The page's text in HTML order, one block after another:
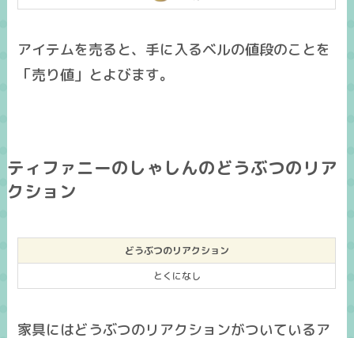
アイテムを売ると、手に入るベルの値段のことを
「売り値」とよびます。
ティファニーのしゃしんのどうぶつのリア
クション
どうぶつのリアクション
とくになし
家具にはどうぶつのリアクションがついているア